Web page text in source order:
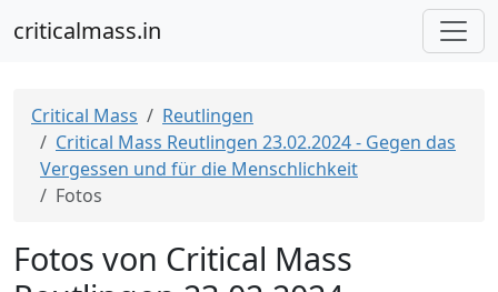
criticalmass.in
Critical Mass
Reutlingen
Critical Mass Reutlingen 23.02.2024 - Gegen das
Vergessen und für die Menschlichkeit
Fotos
Fotos von Critical Mass